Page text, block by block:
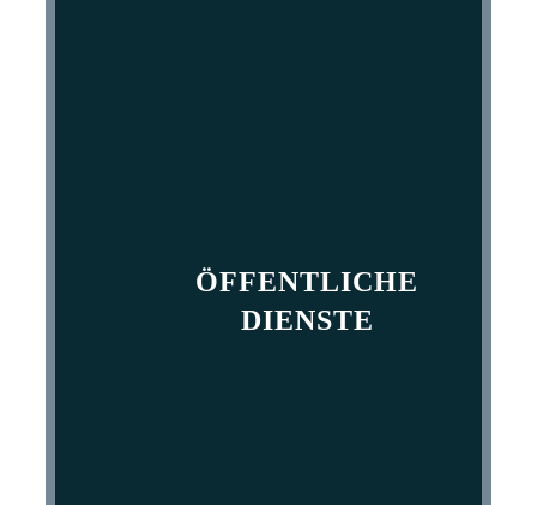
ÖFFENTLICHE
DIENSTE